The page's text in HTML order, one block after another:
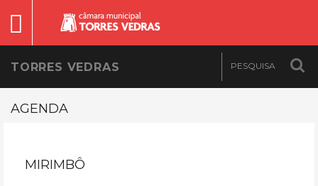
TORRES VEDRAS
AGENDA
MIRIMBÔ